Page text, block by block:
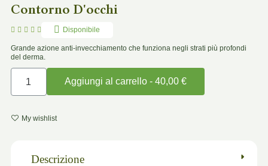
Contorno D'occhi
     Disponibile
Grande azione anti-invecchiamento che funziona negli strati più profondi
del derma.
Aggiungi al carrello - 40,00 €
My wishlist
Descrizione